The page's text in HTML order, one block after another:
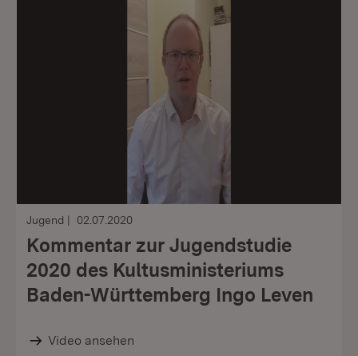
Jugend 02.07.2020
Kommentar zur Jugendstudie
2020 des Kultusministeriums
Baden-Württemberg Ingo Leven
Video ansehen